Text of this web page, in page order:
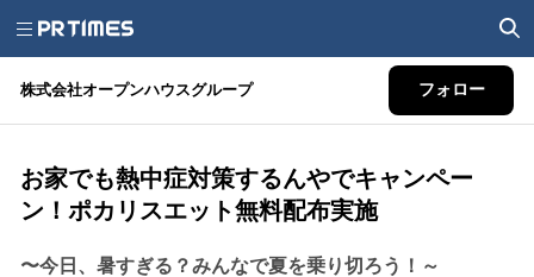
株式会社オープンハウスグループ フォロー
お家でも熱中症対策するんやでキャンペー
ン！ポカリスエット無料配布実施
〜今日、暑すぎる？みんなで夏を乗り切ろう！～